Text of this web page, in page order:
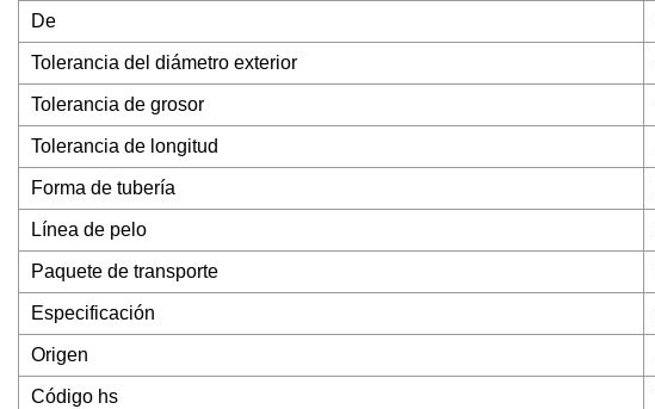
De
Tolerancia del diámetro exterior
Tolerancia de grosor
Tolerancia de longitud
Forma de tubería
Línea de pelo
Paquete de transporte
Especificación
Origen
Código hs